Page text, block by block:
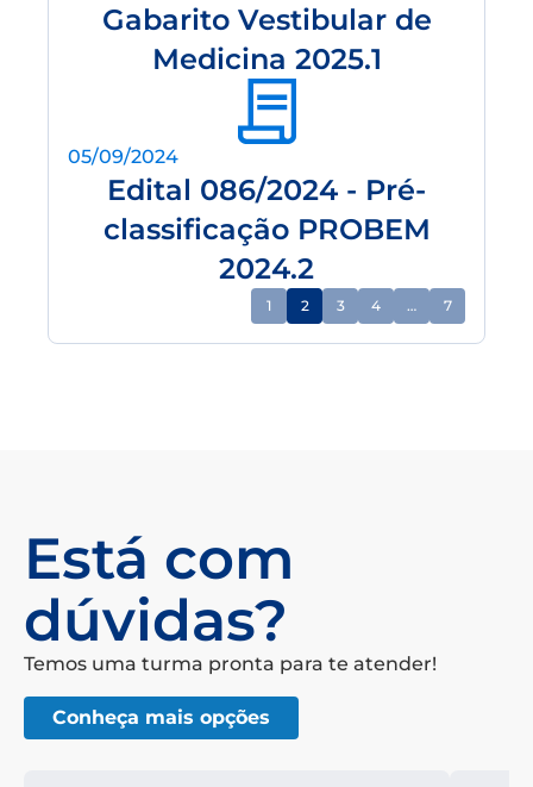
Gabarito Vestibular de
Medicina 2025.1
05/09/2024
Edital 086/2024 - Pré-
classificação PROBEM
2024.2
1 2 3 4 … 7
Está com
dúvidas?
Temos uma turma pronta para te atender!
Conheça mais opções